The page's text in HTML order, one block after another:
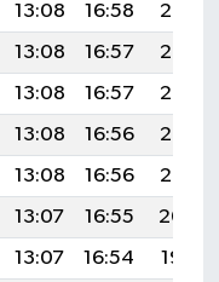
13:08 16:58
20:07
13:08 16:57
20:06
13:08 16:57
20:05
13:08 16:56
20:03
13:08 16:56
20:02
13:07 16:55
20:00
13:07 16:54
19:59